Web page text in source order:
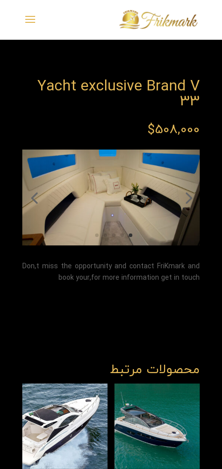
Yacht exclusive Brand V
33
$508,000
Don,t miss the opportunity and contact FriKmark and
book your,for more information get in touch
محصولات مرتبط